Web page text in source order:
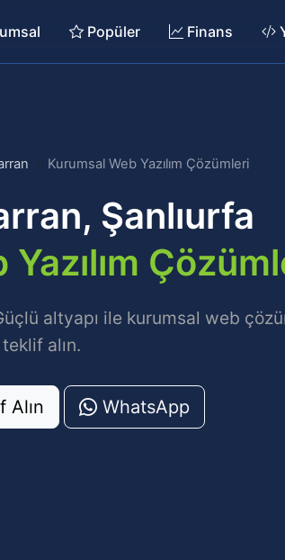
Popüler Finans
Kurumsal Web Yazılım Çözümleri
Şanlıurfa
altyapı ile kurumsal web
teklif alın.
Alın WhatsApp